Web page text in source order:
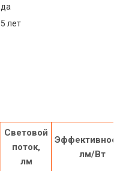
да
5 лет
Световой
поток,
лм
лм/Вт